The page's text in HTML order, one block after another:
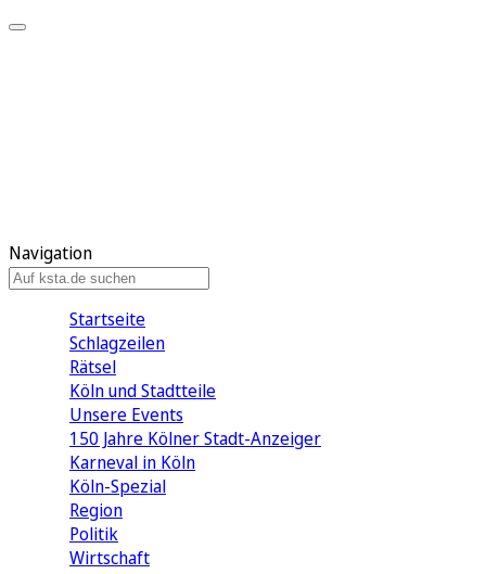
Navigation
Startseite
Schlagzeilen
Rätsel
Köln und Stadtteile
Unsere Events
150 Jahre Kölner Stadt-Anzeiger
Karneval in Köln
Köln-Spezial
Region
Politik
Wirtschaft